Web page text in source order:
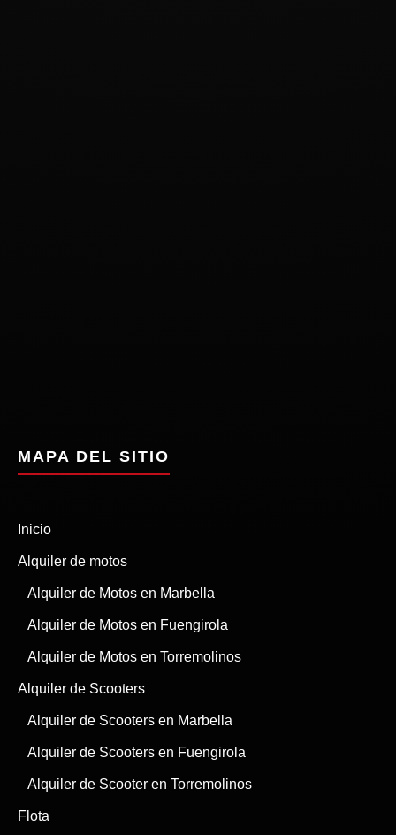
MAPA DEL SITIO
Inicio
Alquiler de motos
Alquiler de Motos en Marbella
Alquiler de Motos en Fuengirola
Alquiler de Motos en Torremolinos
Alquiler de Scooters
Alquiler de Scooters en Marbella
Alquiler de Scooters en Fuengirola
Alquiler de Scooter en Torremolinos
Flota